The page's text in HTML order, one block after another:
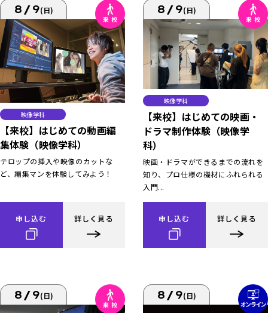
8/9(日)
映像学科
【来校】はじめての動画編
集体験（映像学科）
テロップの挿入や映像のカットな
ど、編集マンを体験してみよう！
申し込む 詳しく見る
8/9(日)
映像学科
【来校】はじめての映画・
ドラマ制作体験（映像学
科）
映画・ドラマができるまでの流れを
知り、プロ仕様の機材にふれられる
入門...
申し込む 詳しく見る
8/9(日) 8/9(日)